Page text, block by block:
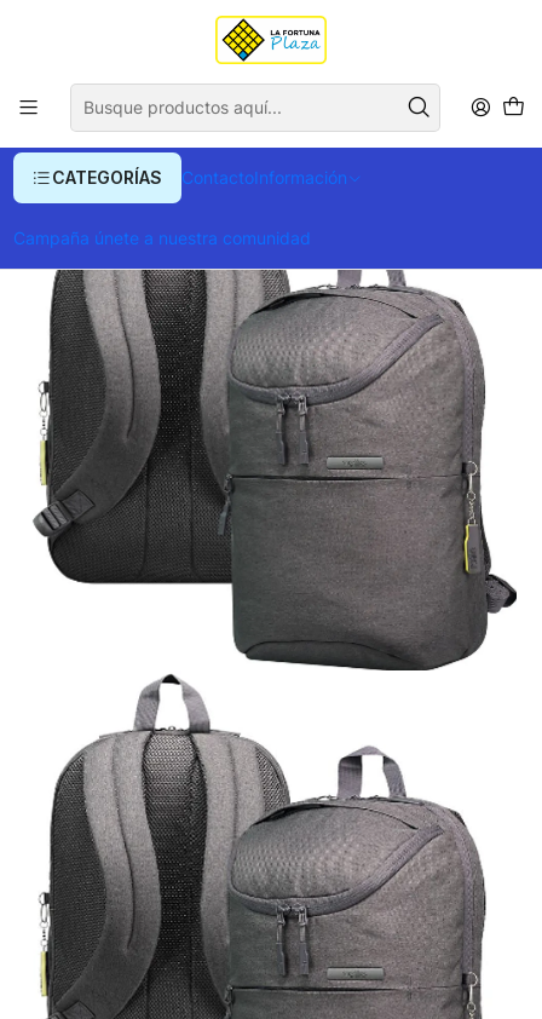
CATEGORÍAS ContactoInformación
Campaña únete a nuestra comunidad
Envío gratis para compras superiores a $ 400.000
Morrales y Portafolios Morrales Morral Charles